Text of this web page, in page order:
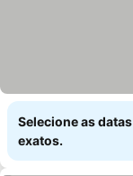
Selecione as
exatos.